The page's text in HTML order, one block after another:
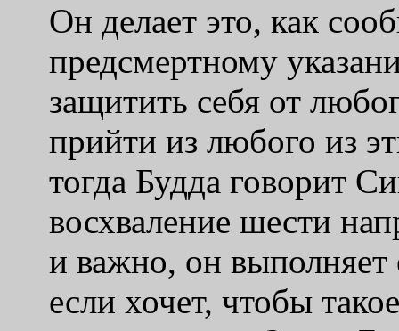
Он делает это, как
предсмертному
защитить себя от
прийти из любого из
тогда Будда говорит
восхваление шести
и важно, он
если хочет, чтобы